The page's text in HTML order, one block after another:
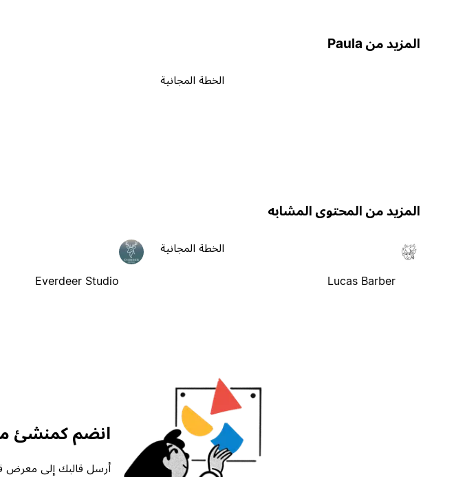
المزيد من Paula
الخطة المجانية
المزيد من المحتوى المشابه
Lucas Barber
الخطة المجانية
Everdeer Studio
انضم كمنشئ